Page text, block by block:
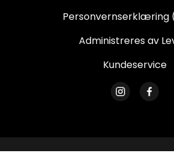
Personvernserklæring
Administreres av
Kundeservice